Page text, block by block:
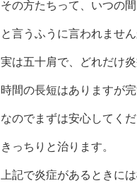
その方たちって、いつの
と言うふうに言われません
実は五十肩で、どれだけ
時間の長短はありますが
なのでまずは安心してくだ
きっちりと治ります。
上記で炎症があるときに